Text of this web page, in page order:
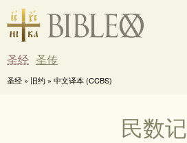
圣经 圣传
圣经 » 旧约 » 中文译本 (CCBS)
民数记